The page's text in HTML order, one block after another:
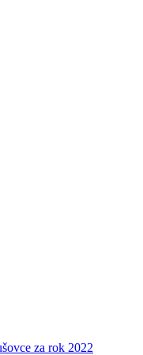
za rok 2022